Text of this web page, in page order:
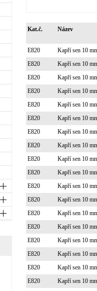
Kat.č. Název
E820
Kapří sen 10
E820
Kapří sen 10
E820
Kapří sen 10
E820
Kapří sen 10
E820
Kapří sen 10
E820
Kapří sen 10
E820
Kapří sen 10
E820
Kapří sen 10
E820
Kapří sen 10
E820
Kapří sen 10
E820
Kapří sen 10
E820
Kapří sen 10
E820
Kapří sen 10
E820
Kapří sen 10
E820
Kapří sen 10
E820
Kapří sen 10
E820
Kapří sen 10
E820
Kapří sen 10